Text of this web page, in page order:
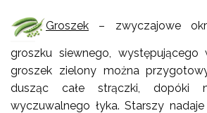
Groszek – zwyczajowe
groszku siewnego, występującego
groszek zielony można
dusząc całe strączki,
wyczuwalnego łyka. Starszy